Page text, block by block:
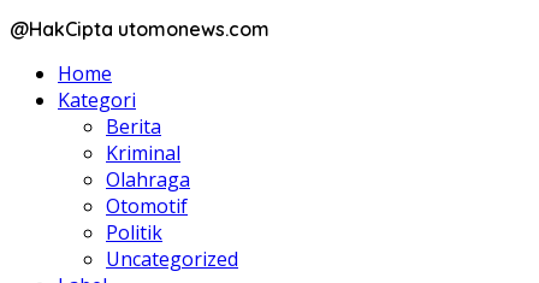
@HakCipta utomonews.com
Home
Kategori
Berita
Kriminal
Olahraga
Otomotif
Politik
Uncategorized